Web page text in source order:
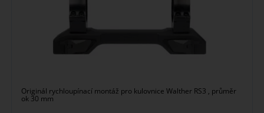
Originál rychloupínací montáž pro kulovnice Walther RS3 , průměr
ok 30 mm